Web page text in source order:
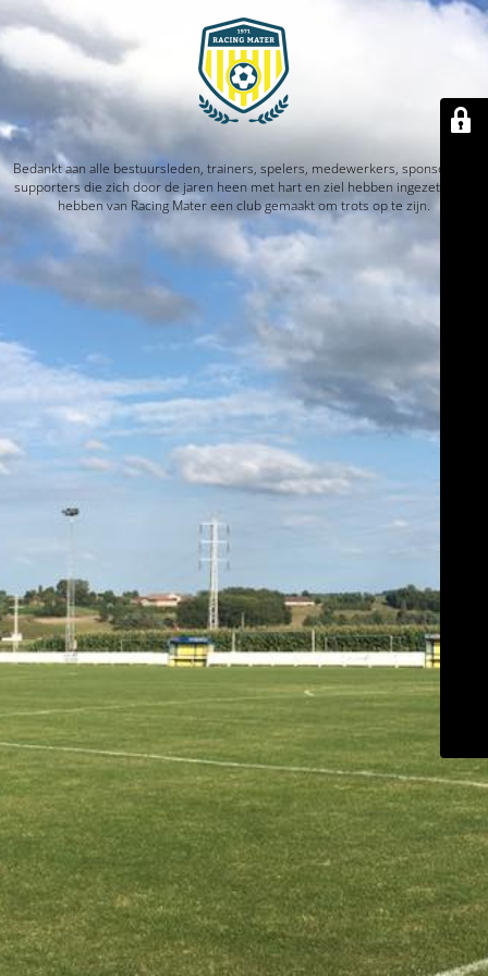
Bedankt aan alle bestuursleden, trainers, spelers, medewerkers, sponsors en
supporters die zich door de jaren heen met hart en ziel hebben ingezet. Jullie
hebben van Racing Mater een club gemaakt om trots op te zijn.